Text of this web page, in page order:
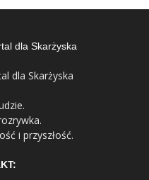
dla Skarżyska
i przyszłość.